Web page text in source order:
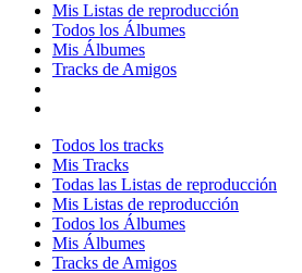
Mis Listas de reproducción
Todos los Álbumes
Mis Álbumes
Tracks de Amigos
Todos los tracks
Mis Tracks
Todas las Listas de reproducción
Mis Listas de reproducción
Todos los Álbumes
Mis Álbumes
Tracks de Amigos